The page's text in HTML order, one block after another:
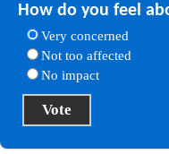
How do you feel
Very concerned
Not too affected
No impact